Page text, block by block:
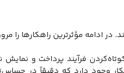
ادامه مؤثرترین راهکارها را
فرآیند پرداخت و نمایش